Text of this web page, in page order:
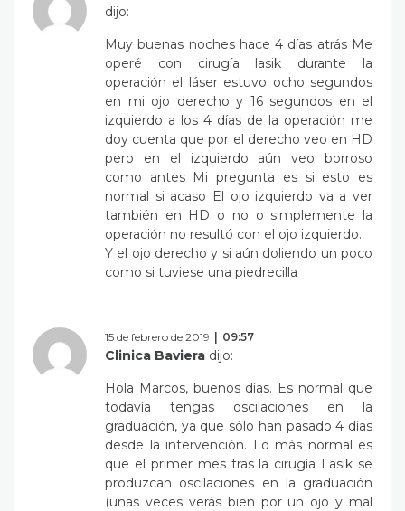
dijo:
Muy buenas noches hace 4 días atrás Me
operé con cirugía lasik durante la
operación el láser estuvo ocho segundos
en mi ojo derecho y 16 segundos en el
izquierdo a los 4 días de la operación me
doy cuenta que por el derecho veo en HD
pero en el izquierdo aún veo borroso
como antes Mi pregunta es si esto es
normal si acaso El ojo izquierdo va a ver
también en HD o no o simplemente la
operación no resultó con el ojo izquierdo.
Y el ojo derecho y si aún doliendo un poco
como si tuviese una piedrecilla
15 de febrero de 2019 09:57
Clinica Baviera dijo:
Hola Marcos, buenos días. Es normal que
todavía tengas oscilaciones en la
graduación, ya que sólo han pasado 4 días
desde la intervención. Lo más normal es
que el primer mes tras la cirugía Lasik se
produzcan oscilaciones en la graduación
(unas veces verás bien por un ojo y mal